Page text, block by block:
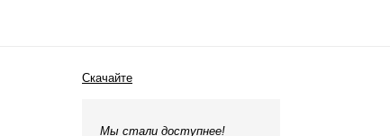
Скачайте
Мы стали доступнее!